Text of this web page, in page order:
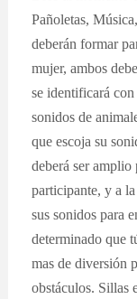
Pañoletas,
deberán formar
mujer, ambos
se identificará
sonidos de
que escoja su
deberá ser amplio
participante, y a
sus sonidos para
determinado que
mas de diversión
obstáculos. Sillas